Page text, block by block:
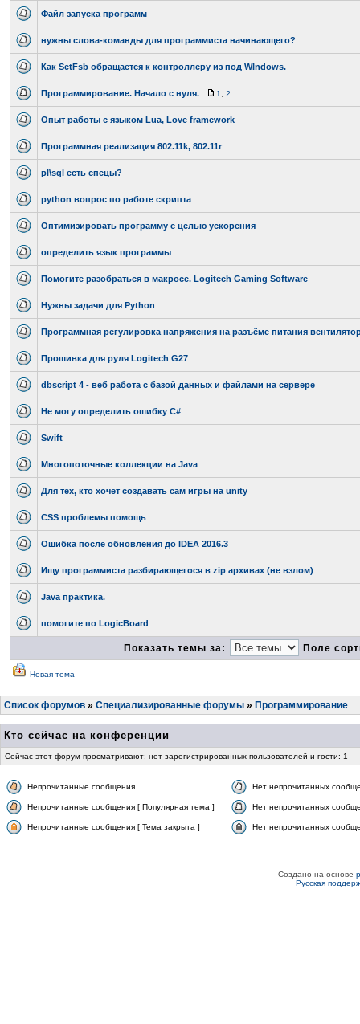
Файл запуска программ
нужны слова-команды для программиста начинающего?
Как SetFsb обращается к контроллеру из под WIndows.
Программирование. Начало с нуля. 1 2
Опыт работы с языком Lua, Love framework
Программная реализация 802.11k, 802.11r
pl\sql есть спецы?
python вопрос по работе скрипта
Оптимизировать программу с целью ускорения
определить язык программы
Помогите разобраться в макросе. Logitech Gaming Software
Нужны задачи для Python
Программная регулировка напряжения на разъёме питания
Прошивка для руля Logitech G27
dbscript 4 - веб работа с базой данных и файлами на сервере
Не могу определить ошибку C#
Swift
Многопоточные коллекции на Java
Для тех, кто хочет создавать сам игры на unity
CSS проблемы помощь
Ошибка после обновления до IDEA 2016.3
Ищу программиста разбирающегося в zip архивах (не взлом)
Java практика.
помогите по LogicBoard
Показать темы за: Поле
Новая тема
Список форумов » Специализированные форумы » Программирование
Кто сейчас на конференции
Сейчас этот форум просматривают: нет зарегистрированных пользователей и гости: 1
Непрочитанные сообщения Нет непрочитанных
Непрочитанные сообщения [ Популярная тема ] Нет непрочитанных
Непрочитанные сообщения [ Тема закрыта ] Нет непрочитанных
Создано на основе
Русская